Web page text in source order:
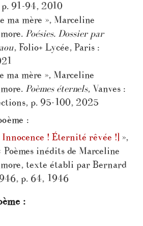
91-94, 2010
ma mère », Marceline
Poésies. Dossier par
, Folio+ Lycée, Paris :
ma mère », Marceline
Poèmes éternels, Vanves :
p. 95-100, 2025
:
Innocence ! Éternité rêvée !] »,
Poèmes inédits de Marceline
texte établi par Bernard
p. 64, 1946
: